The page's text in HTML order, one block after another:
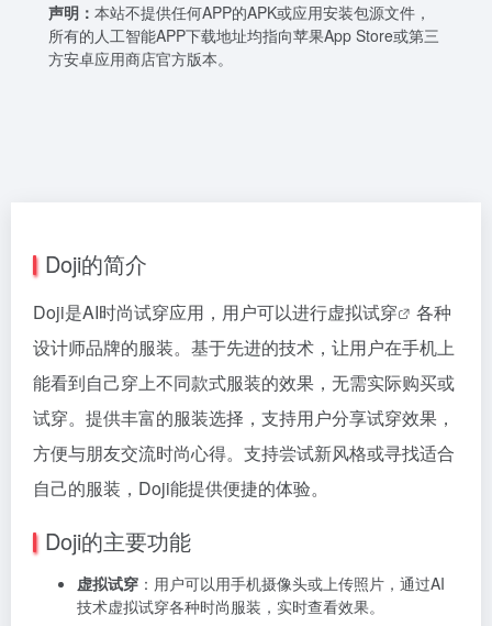
声明： 本站不提供任何APP的APK或应用安装包源文件，
所有的人工智能APP下载地址均指向苹果App Store或第三
方安卓应用商店官方版本。
Doji的简介
Doji是AI时尚试穿应用，用户可以进行虚拟试穿
各种
设计师品牌的服装。基于先进的技术，让用户在手机上
能看到自己穿上不同款式服装的效果，无需实际购买或
试穿。提供丰富的服装选择，支持用户分享试穿效果，
方便与朋友交流时尚心得。支持尝试新风格或寻找适合
自己的服装，Doji能提供便捷的体验。
Doji的主要功能
虚拟试穿 ：用户可以用手机摄像头或上传照片，通过AI
技术虚拟试穿各种时尚服装，实时查看效果。